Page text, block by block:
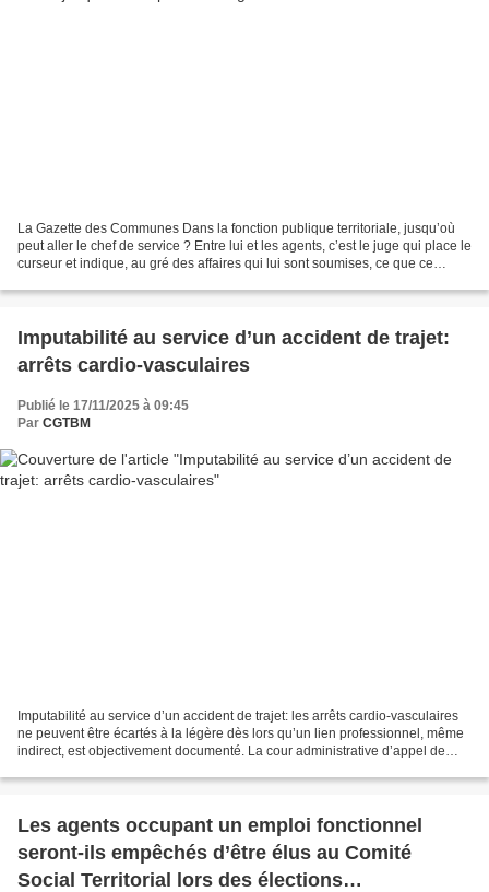
La Gazette des Communes Dans la fonction publique territoriale, jusqu’où
peut aller le chef de service ? Entre lui et les agents, c’est le juge qui place le
curseur et indique, au gré des affaires qui lui sont soumises, ce que ce
Imputabilité au service d’un accident de trajet:
arrêts cardio-vasculaires
Publié le 17/11/2025 à 09:45
Par CGTBM
Imputabilité au service d’un accident de trajet: les arrêts cardio-vasculaires
ne peuvent être écartés à la légère dès lors qu’un lien professionnel, même
indirect, est objectivement documenté. La cour administrative d’appel de
Les agents occupant un emploi fonctionnel
seront-ils empêchés d’être élus au Comité
Social Territorial lors des élections